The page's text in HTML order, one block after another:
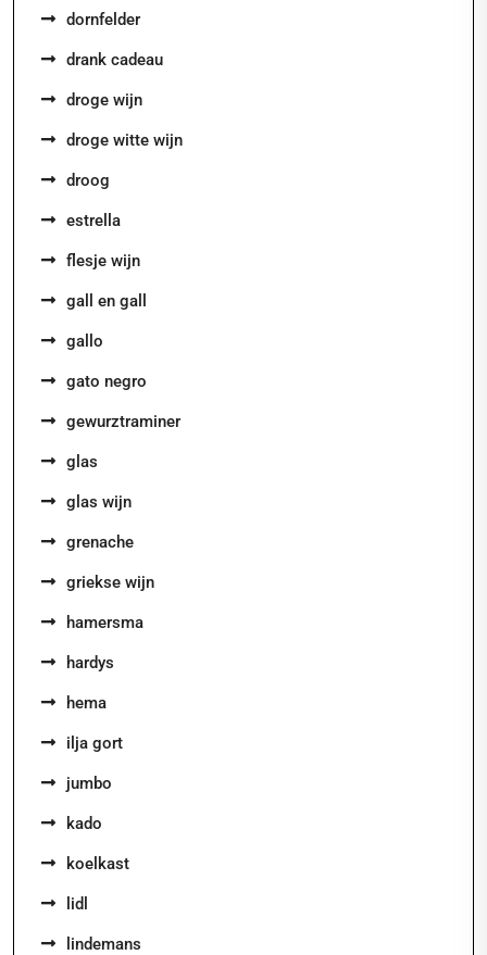
dornfelder
drank cadeau
droge wijn
droge witte wijn
droog
estrella
flesje wijn
gall en gall
gallo
gato negro
gewurztraminer
glas
glas wijn
grenache
griekse wijn
hamersma
hardys
hema
ilja gort
jumbo
kado
koelkast
lidl
lindemans